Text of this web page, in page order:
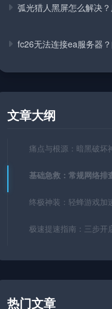
弧光猎人黑屏怎么解决
fc26无法连接ea服务器
文章大纲
痛点与根源：暗黑破坏
基础急救：常规网络排
终极神装：轻蜂游戏加
极速提速指南：三步开
热门文章